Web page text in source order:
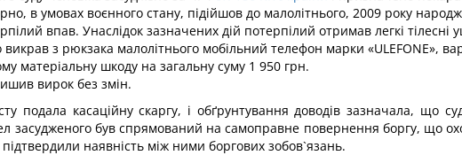
в умовах воєнного стану, підійшов до малолітнього, 2009 року
впав. Унаслідок зазначених дій потерпілий отримав легкі
з рюкзака малолітнього мобільний телефон марки «ULEFONE»,
матеріальну шкоду на загальну суму 1 950 грн.
вирок без змін.
подала касаційну скаргу, і обґрунтування доводів зазначала, що
засудженого був спрямований на самоправне повернення боргу, що
підтвердили наявність між ними боргових зобов`язань.